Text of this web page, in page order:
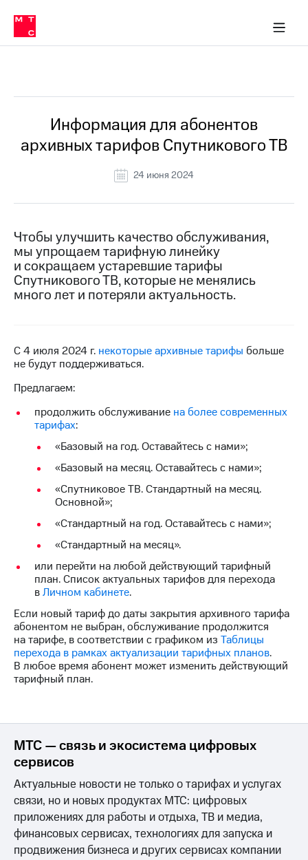
связь
Сервисы и подписки
30% на связь
кабинеты
Мобильная
и
Спутниковое
ТВ
номер
в МТС
Тарифы
Роуминг
Семейная
группа
Заказать
SIM-
Оформить
eSIM
SIM-
для
иностранцев
Оформить
чистый
номер
Выбрать
красивый
номер
Заменить
SIM-
Перейти
eSIM
Выберите
и подключите
ТВ
с выгодным
тарифом
в МТС
Услуги
приложение
Мой
МТС
Акции
Скидка 30%
Тарифы
RED,
РИИЛ
и МТС
дешевле
при
с карты
МТС
Выберите
и подключите
ТВ
с выгодным
тарифом
Тарифы
Интернет,
ТВ и телефон
для дома
Услуги
кабинет
и
ТВ
кабинет
спутникового
ТВ
Скачать
приложение
Мой
Информация для абонентов
архивных тарифов Спутникового ТВ
24 июня 2024
Чтобы улучшить качество обслуживания,
мы упрощаем тарифную линейку
и сокращаем устаревшие тарифы
Спутникового ТВ, которые не менялись
много лет и потеряли актуальность.
С 4 июля 2024 г. некоторые архивные тарифы больше
не будут поддерживаться.
Предлагаем:
продолжить обслуживание на более современных
тарифах:
«Базовый на год. Оставайтесь с нами»;
«Базовый на месяц. Оставайтесь с нами»;
«Спутниковое ТВ. Стандартный на месяц.
Основной»;
«Стандартный на год. Оставайтесь с нами»;
«Стандартный на месяц».
или перейти на любой действующий тарифный
план. Список актуальных тарифов для перехода
вЛичном кабинете.
Если новый тариф до даты закрытия архивного тарифа
абонентом не выбран, обслуживание продолжится
на тарифе, в соответствии с графиком из Таблицы
перехода в рамках актуализации тарифных планов.
В любое время абонент может изменить действующий
тарифный план.
МТС — связь и экосистема цифровых
сервисов
Актуальные новости не только о тарифах и услугах
связи, но и новых продуктах МТС: цифровых
приложениях для работы и отдыха, ТВ и медиа,
финансовых сервисах, технологиях для запуска и
продвижения бизнеса и других сервисах компании